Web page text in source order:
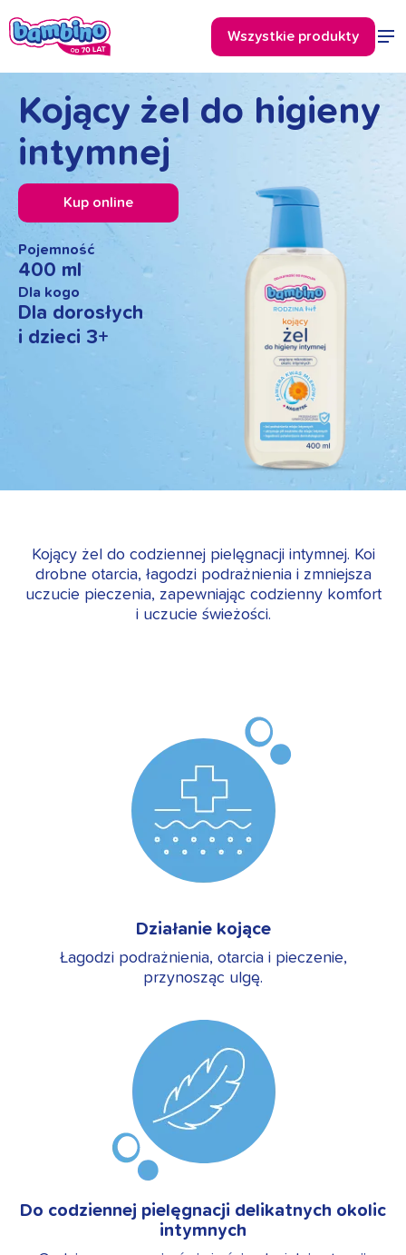
Kojący żel do higieny
intymnej
Kup online
Pojemność
400 ml
Dla kogo
Dla dorosłych
i dzieci 3+
Kojący żel do codziennej pielęgnacji intymnej. Koi
drobne otarcia, łagodzi podrażnienia i zmniejsza
uczucie pieczenia, zapewniając codzienny komfort
i uczucie świeżości.
Działanie kojące
Łagodzi podrażnienia, otarcia i pieczenie,
przynosząc ulgę.
Do codziennej pielęgnacji delikatnych okolic
intymnych